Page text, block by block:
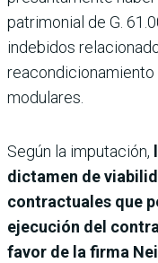
patrimonial de G.
indebidos
modulares.
Según la imputación,
dictamen de
contractuales que
ejecución del
favor de la firma